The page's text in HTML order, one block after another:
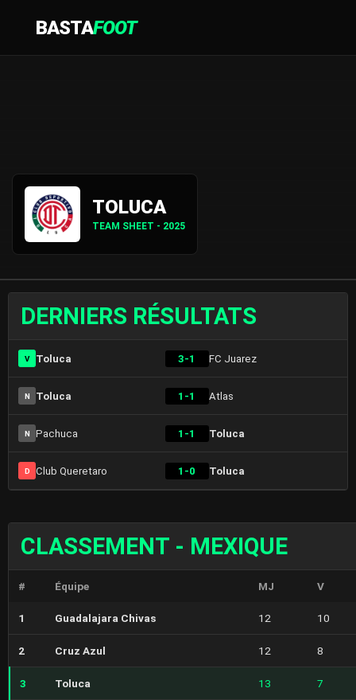
BASTAFOOT
TOLUCA
TEAM SHEET - 2025
DERNIERS RÉSULTATS
V Toluca 3-1 FC Juarez
N Toluca 1-1 Atlas
N Pachuca 1-1 Toluca
D Club Queretaro 1-0 Toluca
CLASSEMENT - MEXIQUE
# Équipe MJ V
1 Guadalajara Chivas 12 10
2 Cruz Azul 12 8
3 Toluca 13 7